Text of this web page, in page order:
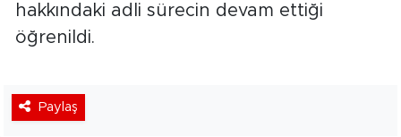
hakkındaki adli sürecin devam ettiği
öğrenildi.
Paylaş